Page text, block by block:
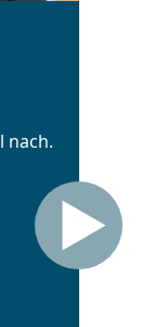
nach.